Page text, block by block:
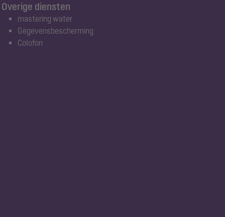
Overige diensten
mastering water
Gegevensbescherming
Colofon